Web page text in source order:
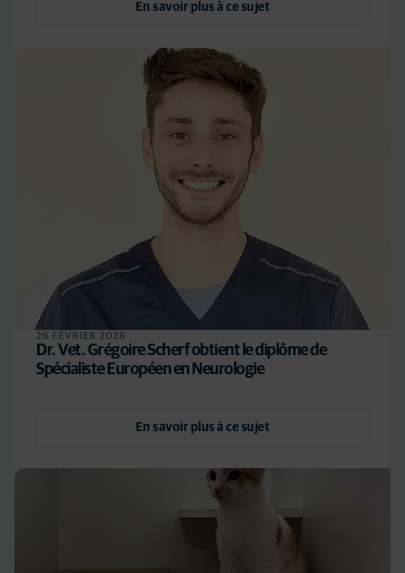
En savoir plus à ce sujet
26 FÉVRIER 2026
Dr. Vet. Grégoire Scherf obtient le diplôme de
Spécialiste Européen en Neurologie
En savoir plus à ce sujet